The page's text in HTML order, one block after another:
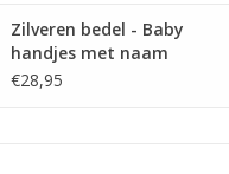
Zilveren bedel - Baby
handjes met naam
€28,95